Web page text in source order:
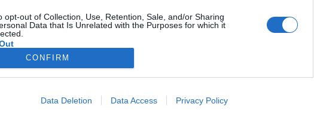
opt-out of Collection, Use, Retention, Sale, and/or Sharing
Data that Is Unrelated with the Purposes for which it
CONFIRM
Data Deletion Data Access Privacy Policy
6,000